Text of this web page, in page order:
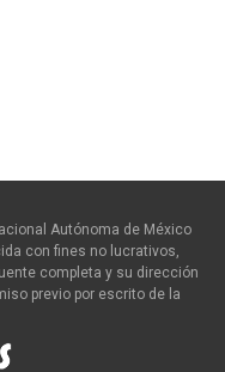
Autónoma de México
con fines no lucrativos,
completa y su dirección
previo por escrito de la